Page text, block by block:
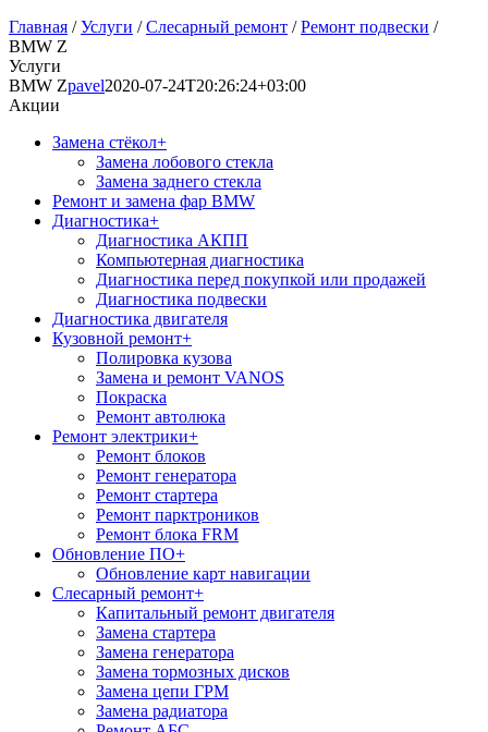
Главная /Услуги /Слесарный ремонт /Ремонт подвески /
BMW Z
Услуги
BMW Zpavel2020-07-24T20:26:24+03:00
Акции
Замена стёкол+
Замена лобового стекла
Замена заднего стекла
Ремонт и замена фар BMW
Диагностика+
Диагностика АКПП
Компьютерная диагностика
Диагностика перед покупкой или продажей
Диагностика подвески
Диагностика двигателя
Кузовной ремонт+
Полировка кузова
Замена и ремонт VANOS
Покраска
Ремонт автолюка
Ремонт электрики+
Ремонт блоков
Ремонт генератора
Ремонт стартера
Ремонт парктроников
Ремонт блока FRM
Обновление ПО+
Обновление карт навигации
Слесарный ремонт+
Капитальный ремонт двигателя
Замена стартера
Замена генератора
Замена тормозных дисков
Замена цепи ГРМ
Замена радиатора